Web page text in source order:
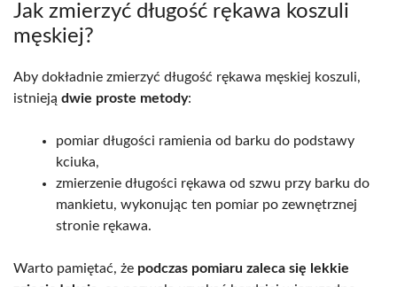
Jak zmierzyć długość rękawa koszuli
męskiej?
Aby dokładnie zmierzyć długość rękawa męskiej koszuli,
istnieją dwie proste metody:
pomiar długości ramienia od barku do podstawy
kciuka,
zmierzenie długości rękawa od szwu przy barku do
mankietu, wykonując ten pomiar po zewnętrznej
stronie rękawa.
Warto pamiętać, że podczas pomiaru zaleca się lekkie